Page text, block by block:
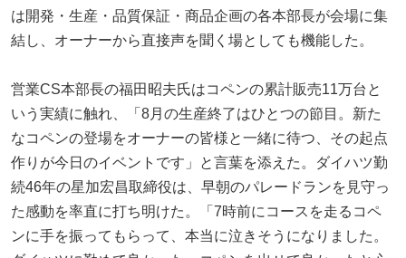
は開発・生産・品質保証・商品企画の各本部長が会場に集
結し、オーナーから直接声を聞く場としても機能した。
営業CS本部長の福田昭夫氏はコペンの累計販売11万台と
いう実績に触れ、「8月の生産終了はひとつの節目。新た
なコペンの登場をオーナーの皆様と一緒に待つ、その起点
作りが今日のイベントです」と言葉を添えた。ダイハツ勤
続46年の星加宏昌取締役は、早朝のパレードランを見守っ
た感動を率直に打ち明けた。「7時前にコースを走るコペ
ンに手を振ってもらって、本当に泣きそうになりました。